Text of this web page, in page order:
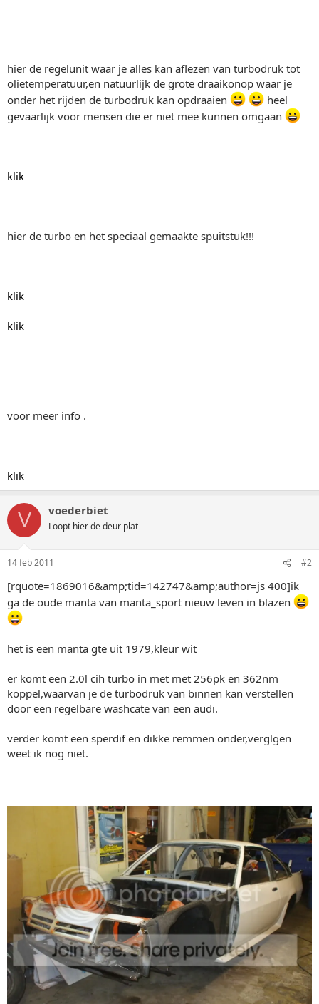
hier de regelunit waar je alles kan aflezen van turbodruk tot
olietemperatuur,en natuurlijk de grote draaikonop waar je
onder het rijden de turbodruk kan opdraaien
heel
gevaarlijk voor mensen die er niet mee kunnen omgaan
klik
hier de turbo en het speciaal gemaakte spuitstuk!!!
klik
klik
voor meer info .
klik
V voederbiet
Loopt hier de deur plat
14 feb 2011 #2
[rquote=1869016&amp;tid=142747&amp;author=js 400]ik
ga de oude manta van manta_sport nieuw leven in blazen
het is een manta gte uit 1979,kleur wit
er komt een 2.0l cih turbo in met met 256pk en 362nm
koppel,waarvan je de turbodruk van binnen kan verstellen
door een regelbare washcate van een audi.
verder komt een sperdif en dikke remmen onder,verglgen
weet ik nog niet.